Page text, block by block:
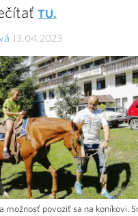
TU.
13.04.2023
možnosť povoziť sa na koníkovi.